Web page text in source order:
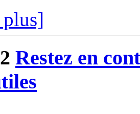
Restez en